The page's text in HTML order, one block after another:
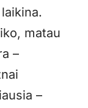
matau
–
–